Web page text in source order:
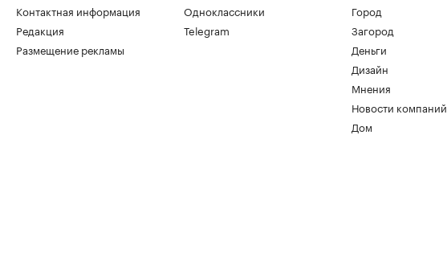
Контактная информация
Редакция
Размещение рекламы
Одноклассники
Telegram
Город
Загород
Деньги
Дизайн
Мнения
Новости компаний
Дом